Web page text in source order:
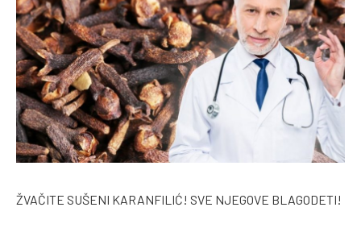
ŽVAČITE SUŠENI KARANFILIĆ! SVE NJEGOVE BLAGODETI!